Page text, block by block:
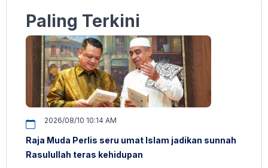
Paling Terkini
2026/08/10 10:14 AM
Raja Muda Perlis seru umat Islam jadikan sunnah
Rasulullah teras kehidupan